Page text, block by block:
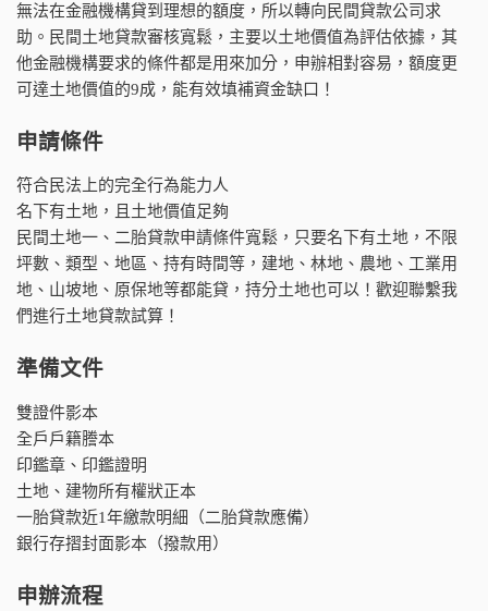
無法在金融機構貸到理想的額度，所以轉向民間貸款公司求
助。民間土地貸款審核寬鬆，主要以土地價值為評估依據，其
他金融機構要求的條件都是用來加分，申辦相對容易，額度更
可達土地價值的9成，能有效填補資金缺口！
申請條件
符合民法上的完全行為能力人
名下有土地，且土地價值足夠
民間土地一、二胎貸款申請條件寬鬆，只要名下有土地，不限
坪數、類型、地區、持有時間等，建地、林地、農地、工業用
地、山坡地、原保地等都能貸，持分土地也可以！歡迎聯繫我
們進行土地貸款試算！
準備文件
雙證件影本
全戶戶籍謄本
印鑑章、印鑑證明
土地、建物所有權狀正本
一胎貸款近1年繳款明細（二胎貸款應備）
銀行存摺封面影本（撥款用）
申辦流程